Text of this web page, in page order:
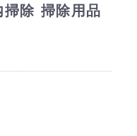
除 掃除用品